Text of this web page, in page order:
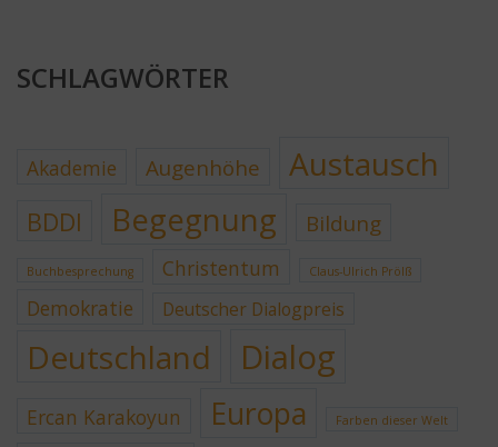
SCHLAGWÖRTER
Akademie Augenhöhe Austausch
BDDI Begegnung Bildung
Buchbesprechung Christentum Claus-Ulrich Prölß
Demokratie Deutscher Dialogpreis
Deutschland Dialog
Ercan Karakoyun Europa Farben dieser Welt